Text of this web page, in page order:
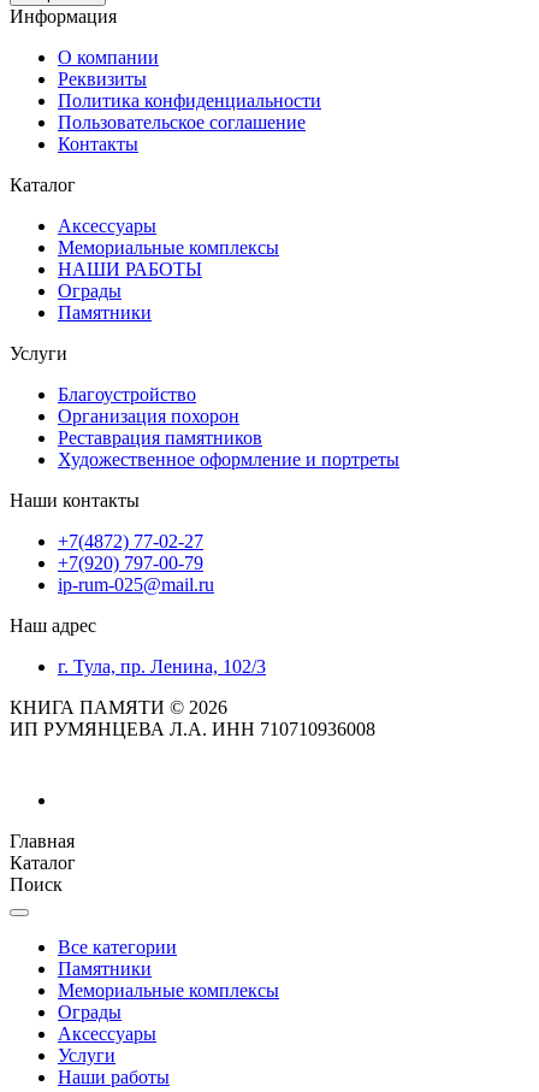
Информация
О компании
Реквизиты
Политика конфиденциальности
Пользовательское соглашение
Контакты
Каталог
Аксессуары
Мемориальные комплексы
НАШИ РАБОТЫ
Ограды
Памятники
Услуги
Благоустройство
Организация похорон
Реставрация памятников
Художественное оформление и портреты
Наши контакты
+7(4872) 77-02-27
+7(920) 797-00-79
ip-rum-025@mail.ru
Наш адрес
г. Тула, пр. Ленина, 102/3
КНИГА ПАМЯТИ © 2026
ИП РУМЯНЦЕВА Л.А. ИНН 710710936008
Главная
Каталог
Поиск
Все категории
Памятники
Мемориальные комплексы
Ограды
Аксессуары
Услуги
Наши работы